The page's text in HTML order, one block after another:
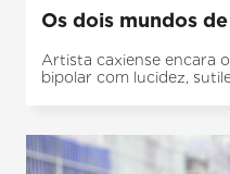
Os dois mundos
Artista caxiense encara
bipolar com lucidez,